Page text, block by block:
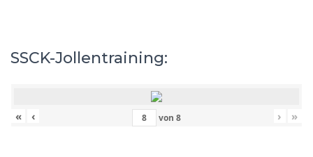
SSCK-Jollentraining:
« ‹ von 8 › »